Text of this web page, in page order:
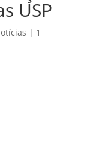
USP
| 1